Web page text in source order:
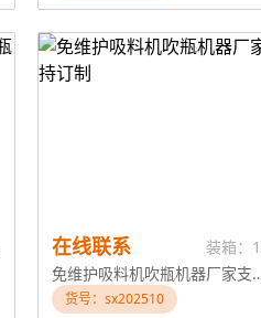
在线联系
装箱：
免维护吸料机吹
货号：sx202510